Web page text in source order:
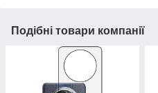
Подібні товари компанії